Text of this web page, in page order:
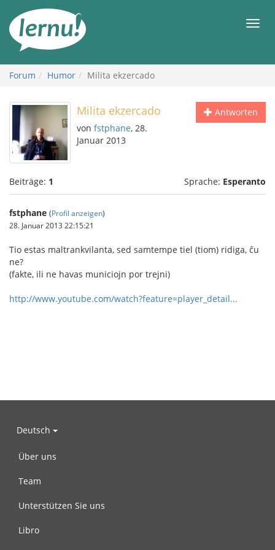
Inhalt
Forum Humor Milita ekzercado
Antworten
Milita ekzercado
von fstphane, 28.
Januar 2013
Beiträge: 1 Sprache: Esperanto
fstphane (Profil anzeigen)
28. Januar 2013 22:15:21
Tio estas maltrankvilanta, sed samtempe tiel (tiom) ridiga, ĉu
ne?
(fakte, ili ne havas municiojn por trejni)
http://www.youtube.com/watch?feature=player_detail...
Deutsch
Über uns
Team
Unterstützen Sie uns
Libro